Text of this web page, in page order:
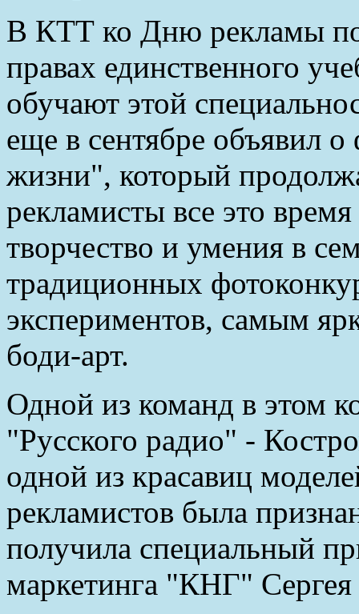
В КТТ ко Дню рекламы
правах единственного
обучают этой
еще в сентябре объявил
жизни", который
рекламисты все это
творчество и умения в
традиционных
экспериментов, самым
боди-арт.
Одной из команд в этом
"Русского радио" -
одной из красавиц
рекламистов была
получила специальный
маркетинга "КНГ"